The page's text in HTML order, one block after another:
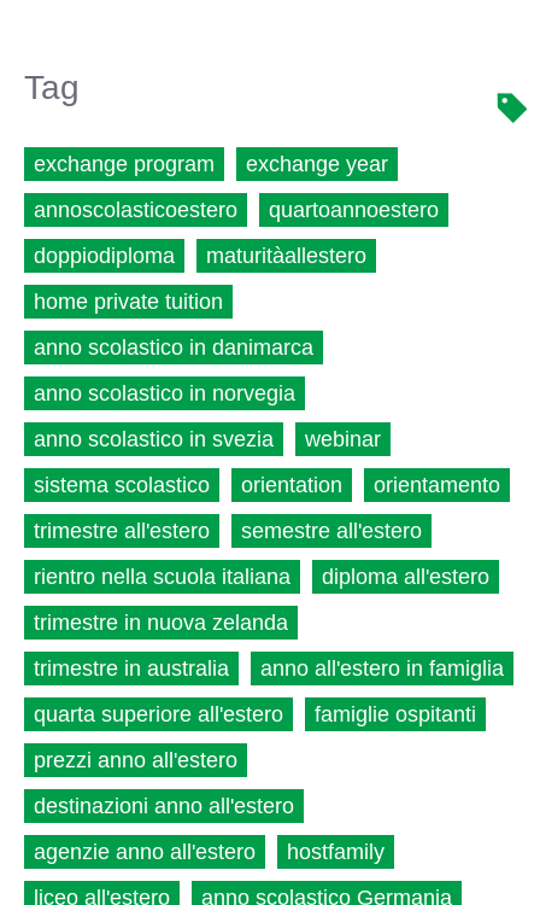
Tag
exchange program
exchange year
annoscolasticoestero
quartoannoestero
doppiodiploma
maturitàallestero
home private tuition
anno scolastico in danimarca
anno scolastico in norvegia
anno scolastico in svezia
webinar
sistema scolastico
orientation
orientamento
trimestre all'estero
semestre all'estero
rientro nella scuola italiana
diploma all'estero
trimestre in nuova zelanda
trimestre in australia
anno all'estero in famiglia
quarta superiore all'estero
famiglie ospitanti
prezzi anno all'estero
destinazioni anno all'estero
agenzie anno all'estero
hostfamily
liceo all'estero
anno scolastico Germania